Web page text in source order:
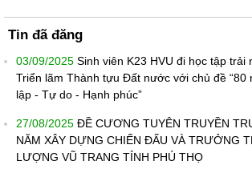
Tin đã đăng
03/09/2025 Sinh viên K23 HVU đi học tập trải
Triển lãm Thành tựu Đất nước với chủ đề “80
lập - Tự do - Hạnh phúc”
27/08/2025 ĐỀ CƯƠNG TUYÊN TRUYỀN
NĂM XÂY DỰNG CHIẾN ĐẤU VÀ TRƯỞNG
LƯỢNG VŨ TRANG TỈNH PHÚ THỌ